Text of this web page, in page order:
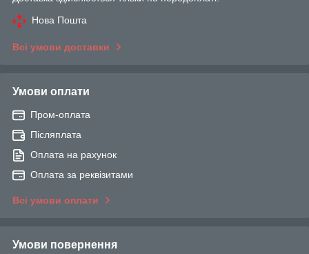
Нова Пошта
Всі умови доставки
Умови оплати
Пром-оплата
Післяплата
Оплата на рахунок
Оплата за реквізитами
Всі умови оплати
Умови повернення